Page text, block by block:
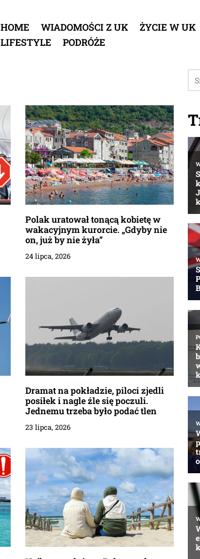
HOME WIADOMOŚCI Z UK ŻYCIE W UK
LIFESTYLE
PODRÓŻE
Polak uratował tonącą kobietę w
wakacyjnym kurorcie. „Gdyby nie
on, już by nie żyła”
24 lipca, 2026
Dramat na pokładzie, piloci zjedli
posiłek i nagle źle się poczuli.
Jednemu trzeba było podać tlen
23 lipca, 2026